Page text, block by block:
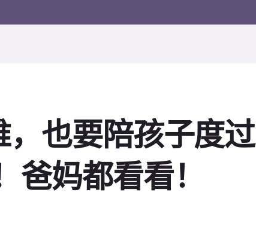
，也要陪孩子度过
爸妈都看看！